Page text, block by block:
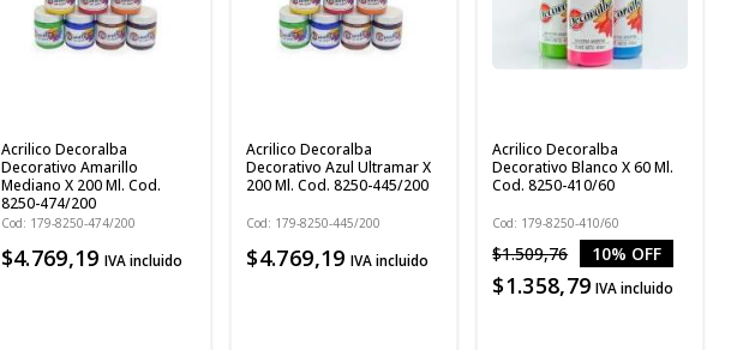
Acrilico Decoralba
Decorativo Amarillo
Mediano X 200 Ml. Cod.
8250-474/200
Cod: 179-8250-474/200
$4.769,19 IVA incluido
Acrilico Decoralba
Decorativo Azul Ultramar X
200 Ml. Cod. 8250-445/200
Cod: 179-8250-445/200
$4.769,19 IVA incluido
Acrilico Decoralba
Decorativo Blanco X 60 Ml.
Cod. 8250-410/60
Cod: 179-8250-410/60
$1.509,76 10% OFF
$1.358,79 IVA incluido